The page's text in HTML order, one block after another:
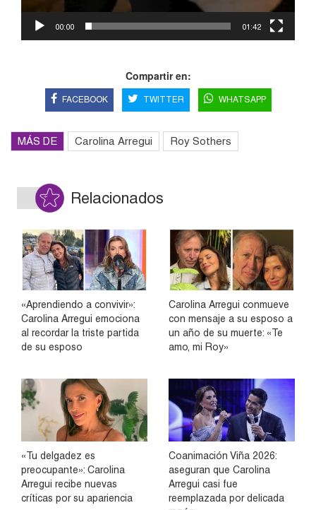
00:00 01:42
Compartir en:
FACEBOOK TWITTER WHATSAPP
MÁS DE Carolina Arregui Roy Sothers
Relacionados
«Aprendiendo a convivir»:
Carolina Arregui emociona
al recordar la triste partida
de su esposo
Carolina Arregui conmueve
con mensaje a su esposo a
un año de su muerte: «Te
amo, mi Roy»
«Tu delgadez es
preocupante»: Carolina
Arregui recibe nuevas
críticas por su apariencia
Coanimación Viña 2026:
aseguran que Carolina
Arregui casi fue
reemplazada por delicada